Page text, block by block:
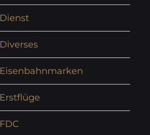
Dienst
Diverses
Eisenbahnmarken
Erstflüge
FDC